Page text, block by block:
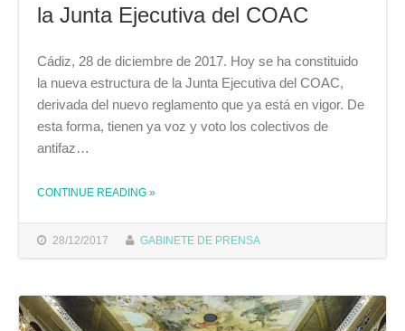
la Junta Ejecutiva del COAC
28/12/2017 GABINETE DE PRENSA
Cádiz, 28 de diciembre de 2017. Hoy se ha constituido
la nueva estructura de la Junta Ejecutiva del COAC,
derivada del nuevo reglamento que ya está en vigor. De
esta forma, tienen ya voz y voto los colectivos de
antifaz…
CONTINUE READING THE "CONSTITUIDA LA NUEVA ESTRUCTURA DE LA JUNTA EJECUTIVA DEL COAC"
»